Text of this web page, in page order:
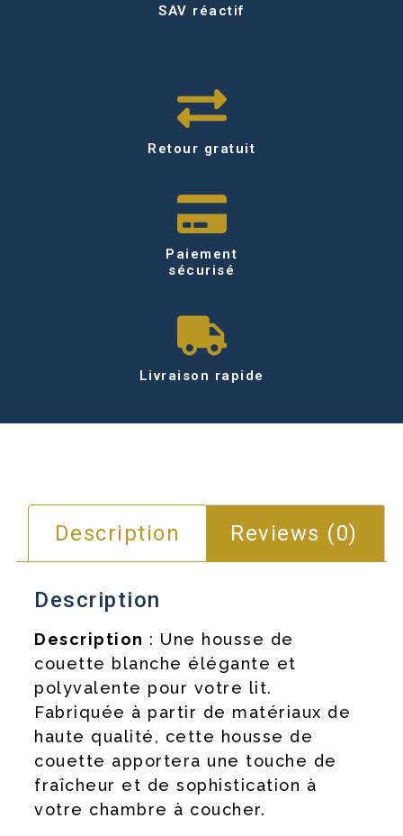
SAV réactif
Retour gratuit
Paiement
sécurisé
Livraison rapide
Description Reviews (0)
Description
Description : Une housse de
couette blanche élégante et
polyvalente pour votre lit.
Fabriquée à partir de matériaux de
haute qualité, cette housse de
couette apportera une touche de
fraîcheur et de sophistication à
votre chambre à coucher.